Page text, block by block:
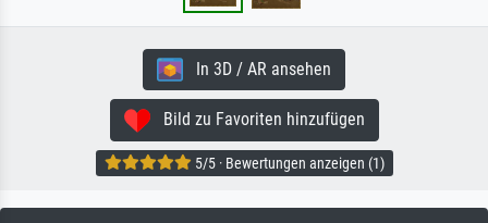
In 3D / AR ansehen
Bild zu Favoriten hinzufügen
5/5 · Bewertungen anzeigen (1)